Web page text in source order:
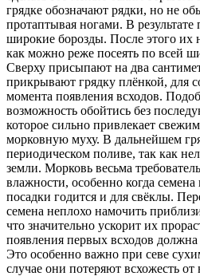
грядке обозначают рядки, но не
протаптывая ногами. В
широкие борозды. После этого
как можно реже посеять по всей
Сверху присыпают на два
прикрывают грядку плёнкой, для
момента появления всходов.
возможность обойтись без
которое сильно привлекает
морковную муху. В дальнейшем
периодическом поливе, так как
земли. Морковь весьма
влажности, особенно когда
посадки годится и для свёклы.
семена неплохо намочить
что значительно ускорит их
появления первых всходов
Это особенно важно при севе
случае они потеряют всхожесть от